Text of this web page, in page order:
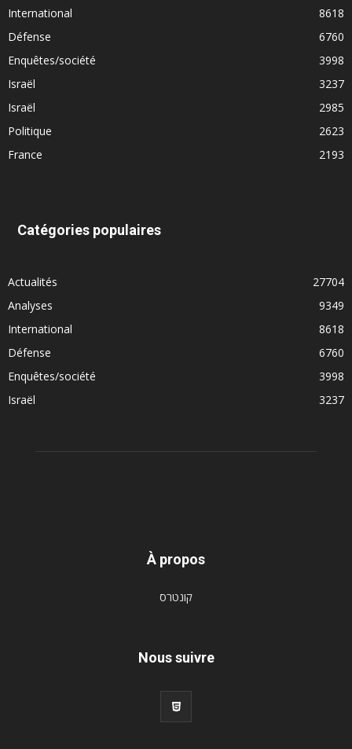
International
8618
Défense
6760
Enquêtes/société
3998
Israël
3237
Israël
2985
Politique
2623
France
2193
Catégories populaires
Actualités
27704
Analyses
9349
International
8618
Défense
6760
Enquêtes/société
3998
Israël
3237
À propos
קונטרס
Nous suivre